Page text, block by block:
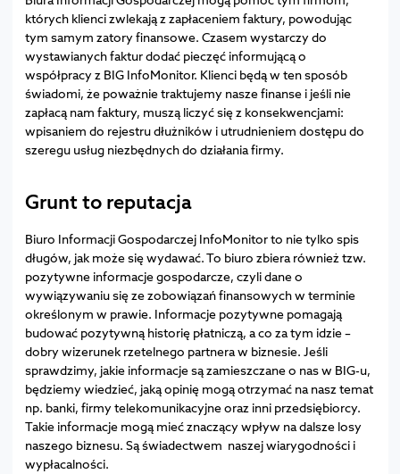
których klienci zwlekają z zapłaceniem faktury, powodując
tym samym zatory finansowe. Czasem wystarczy do
wystawianych faktur dodać pieczęć informującą o
współpracy z BIG InfoMonitor. Klienci będą w ten sposób
świadomi, że poważnie traktujemy nasze finanse i jeśli nie
zapłacą nam faktury, muszą liczyć się z konsekwencjami:
wpisaniem do rejestru dłużników i utrudnieniem dostępu do
szeregu usług niezbędnych do działania firmy.
Grunt to reputacja
Biuro Informacji Gospodarczej InfoMonitor to nie tylko spis
długów, jak może się wydawać. To biuro zbiera również tzw.
pozytywne informacje gospodarcze, czyli dane o
wywiązywaniu się ze zobowiązań finansowych w terminie
określonym w prawie. Informacje pozytywne pomagają
budować pozytywną historię płatniczą, a co za tym idzie –
dobry wizerunek rzetelnego partnera w biznesie. Jeśli
sprawdzimy, jakie informacje są zamieszczane o nas w BIG-u,
będziemy wiedzieć, jaką opinię mogą otrzymać na nasz temat
np. banki, firmy telekomunikacyjne oraz inni przedsiębiorcy.
Takie informacje mogą mieć znaczący wpływ na dalsze losy
naszego biznesu. Są świadectwem naszej wiarygodności i
wypłacalności.